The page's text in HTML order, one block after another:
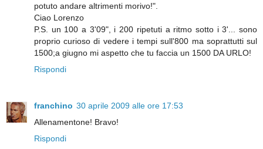
potuto andare altrimenti morivo!".
Ciao Lorenzo
P.S. un 100 a 3'09", i 200 ripetuti a ritmo sotto i 3'... sono
proprio curioso di vedere i tempi sull'800 ma soprattutti sul
1500;a giugno mi aspetto che tu faccia un 1500 DA URLO!
Rispondi
franchino 30 aprile 2009 alle ore 17:53
Allenamentone! Bravo!
Rispondi